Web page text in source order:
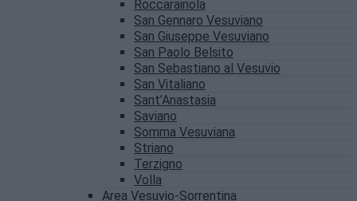
Roccarainola
San Gennaro Vesuviano
San Giuseppe Vesuviano
San Paolo Belsito
San Sebastiano al Vesuvio
San Vitaliano
Sant’Anastasia
Saviano
Somma Vesuviana
Striano
Terzigno
Volla
Area Vesuvio-Sorrentina